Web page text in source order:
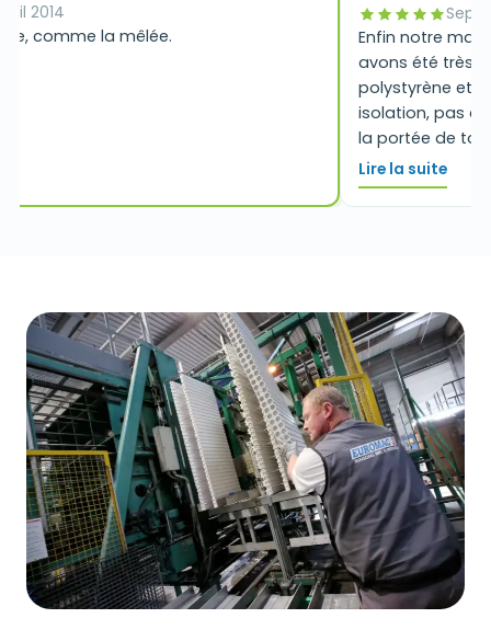
2014
comme la mêlée.
Enfin notre
avons été très
polystyrène et
isolation, pas
la portée de
manches et
au commercial
réussi. Il a
avec Alexis
Lire la suite